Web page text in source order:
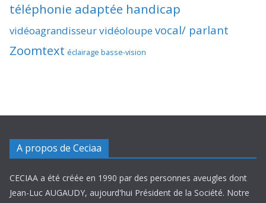
téléphonie adaptée handicap
vidéoagrandisseurvidéoloupevocal/ parlant
Zoomtext éclairage basse-vision
A propos de Ceciaa
CECIAA a été créée en 1990 par des personnes aveugles dont
Jean-Luc AUGAUDY, aujourd'hui Président de la Société. Notre